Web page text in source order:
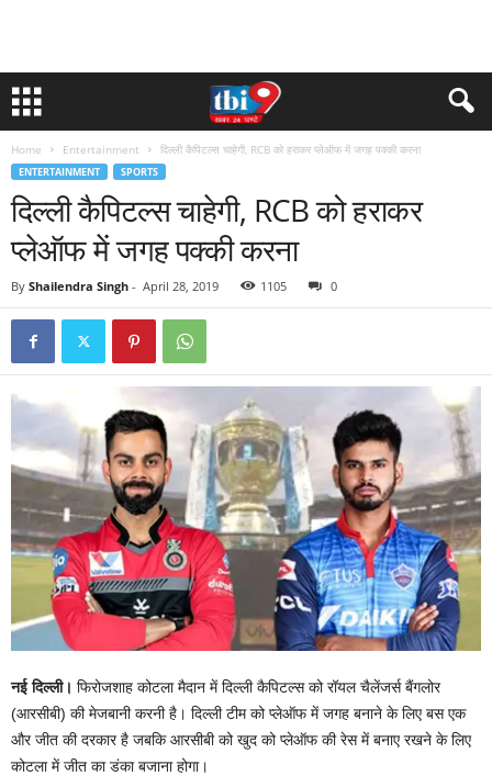
Home Entertainment दिल्ली कैपिटल्स चाहेगी, RCB को हराकर प्लेऑफ में जगह पक्की करना
ENTERTAINMENT SPORTS
दिल्ली कैपिटल्स चाहेगी, RCB को हराकर
प्लेऑफ में जगह पक्की करना
By Shailendra Singh - April 28, 2019 1105 0
नई दिल्ली। फिरोजशाह कोटला मैदान में दिल्ली कैपिटल्स को रॉयल चैलेंजर्स बैंगलोर
(आरसीबी) की मेजबानी करनी है। दिल्ली टीम को प्लेऑफ में जगह बनाने के लिए बस एक
और जीत की दरकार है जबकि आरसीबी को खुद को प्लेऑफ की रेस में बनाए रखने के लिए
कोटला में जीत का डंका बजाना होगा।